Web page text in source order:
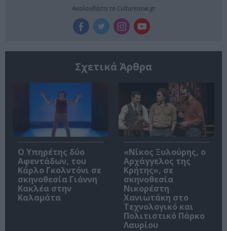
Ακολουθήστε το Culturenow.gr
Σχετικά Άρθρα
Ο Υπηρέτης δύο
Αφεντάδων, του
Κάρλο Γκολντόνι σε
σκηνοθεσία Γιάννη
Κακλέα στην
Καλαμάτα
«Νίκος Ξυλούρης, ο
Αρχάγγελος της
Κρήτης», σε
σκηνοθεσία
Νικορέστη
Χανιωτάκη στο
Τεχνολογικό και
Πολιτιστικό Πάρκο
Λαυρίου